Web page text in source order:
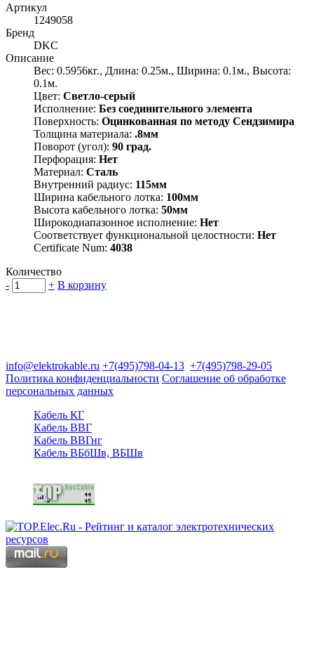
Артикул
1249058
Бренд
DKC
Описание
Вес: 0.5956кг., Длина: 0.25м., Ширина: 0.1м., Высота:
0.1м.
Цвет: Светло-серый
Исполнение: Без соединительного элемента
Поверхность: Оцинкованная по методу Сендзимира
Толщина материала: .8мм
Поворот (угол): 90 град.
Перфорация: Нет
Материал: Сталь
Внутренний радиус: 115мм
Ширина кабельного лотка: 100мм
Высота кабельного лотка: 50мм
Широкодиапазонное исполнение: Нет
Соответствует функциональной целостности: Нет
Certificate Num: 4038
Количество
-
+ В корзину
info@elektrokable.ru +7(495)798-04-13 +7(495)798-29-05
Политика конфиденциальности Соглашение об обработке
персональных данных
Кабель КГ
Кабель ВВГ
Кабель ВВГнг
Кабель ВБбШв, ВБШв